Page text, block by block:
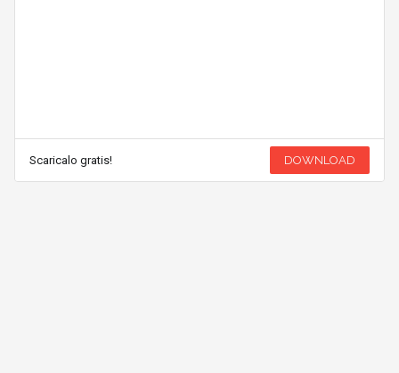
Scaricalo gratis! DOWNLOAD